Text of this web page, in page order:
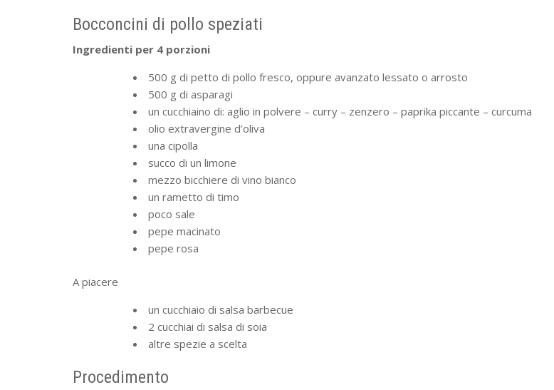
Bocconcini di pollo speziati
Ingredienti per 4 porzioni
500 g di petto di pollo fresco, oppure avanzato lessato o arrosto
500 g di asparagi
un cucchiaino di: aglio in polvere – curry – zenzero – paprika piccante – curcuma
olio extravergine d’oliva
una cipolla
succo di un limone
mezzo bicchiere di vino bianco
un rametto di timo
poco sale
pepe macinato
pepe rosa
A piacere
un cucchiaio di salsa barbecue
2 cucchiai di salsa di soia
altre spezie a scelta
Procedimento